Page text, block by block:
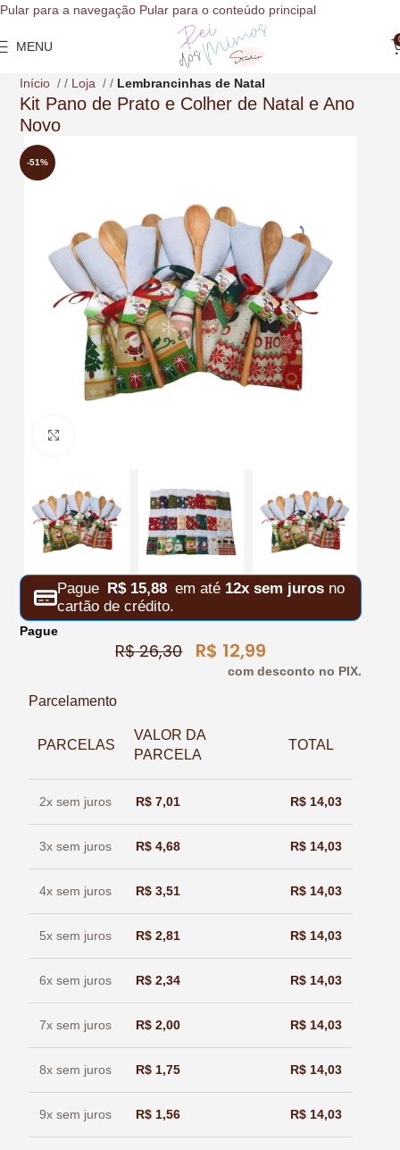
conteúdo
Pular para a navegação Pular para o conteúdo principal
MENU
Início / Loja / Lembrancinhas de Natal
Kit Pano de Prato e Colher de Natal e Ano
Novo
-51%
Pague R$15,88 em até 12x sem juros no
cartão de crédito.
Pague
R$26,30 R$ 12,99
com desconto no PIX.
Parcelamento
PARCELAS
VALOR DA
PARCELA
TOTAL
2x sem juros R$ 7,01 R$ 14,03
3x sem juros R$ 4,68 R$ 14,03
4x sem juros R$ 3,51 R$ 14,03
5x sem juros R$ 2,81 R$ 14,03
6x sem juros R$ 2,34 R$ 14,03
7x sem juros R$ 2,00 R$ 14,03
8x sem juros R$ 1,75 R$ 14,03
9x sem juros R$ 1,56 R$ 14,03